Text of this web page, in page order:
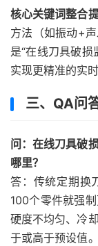
核心关键词整合
方法（如振动+
是“在线刀具破
实现更精准的实时
三、QA问
问：在线刀具破
哪里？
答：传统定期换
100个零件就强
硬度不均匀、冷
于或高于预设值